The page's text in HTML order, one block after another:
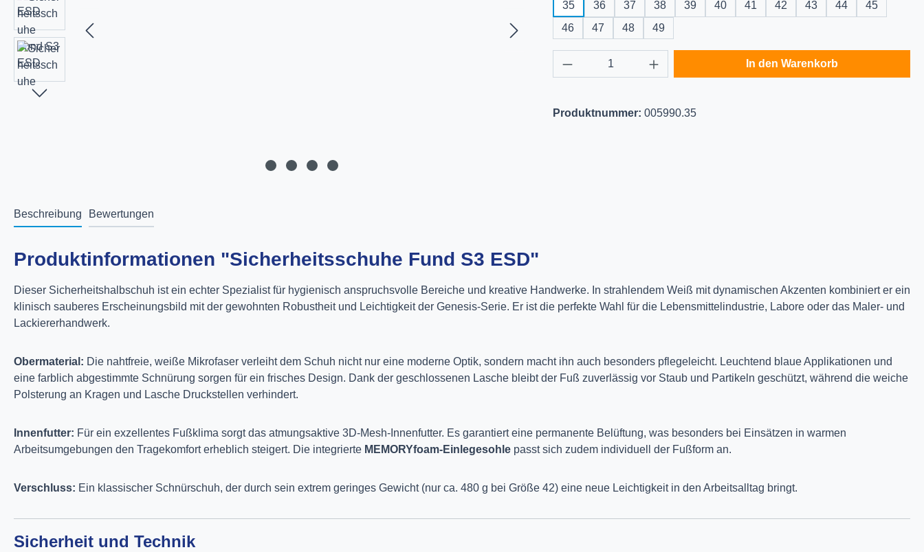
35 36 37 38 39 40 41 42 43 44
45
46
47 48 49
Produkt Anzahl: Gib den gewünschten Wert ein
In den Warenkorb
Produktnummer: 005990.35
Beschreibung Bewertungen
Produktinformationen "Sicherheitsschuhe Fund S3 ESD"
Dieser Sicherheitshalbschuh ist ein echter Spezialist für hygienisch anspruchsvolle Bereiche und kreative Handwerke. In strahlendem Weiß mit dynamischen Akzenten kombiniert er ein
klinisch sauberes Erscheinungsbild mit der gewohnten Robustheit und Leichtigkeit der Genesis-Serie. Er ist die perfekte Wahl für die Lebensmittelindustrie, Labore oder das Maler- und
Lackiererhandwerk.
Obermaterial: Die nahtfreie, weiße Mikrofaser verleiht dem Schuh nicht nur eine moderne Optik, sondern macht ihn auch besonders pflegeleicht. Leuchtend blaue Applikationen und
eine farblich abgestimmte Schnürung sorgen für ein frisches Design. Dank der geschlossenen Lasche bleibt der Fuß zuverlässig vor Staub und Partikeln geschützt, während die weiche
Polsterung an Kragen und Lasche Druckstellen verhindert.
Innenfutter: Für ein exzellentes Fußklima sorgt das atmungsaktive 3D-Mesh-Innenfutter. Es garantiert eine permanente Belüftung, was besonders bei Einsätzen in warmen
Arbeitsumgebungen den Tragekomfort erheblich steigert. Die integrierte MEMORYfoam-Einlegesohle passt sich zudem individuell der Fußform an.
Verschluss: Ein klassischer Schnürschuh, der durch sein extrem geringes Gewicht (nur ca. 480 g bei Größe 42) eine neue Leichtigkeit in den Arbeitsalltag bringt.
Sicherheit und Technik